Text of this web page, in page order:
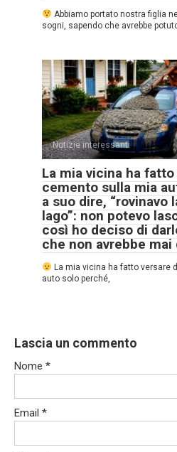
Abbiamo portato nostra figlia
sogni, sapendo che avrebbe
Notizie interessanti
La mia vicina ha
cemento sulla mia
a suo dire, “rovinavo
lago”: non potevo
così ho deciso di
che non avrebbe
La mia vicina ha fatto versare
auto solo perché,
Lascia un commento
Nome *
Email *